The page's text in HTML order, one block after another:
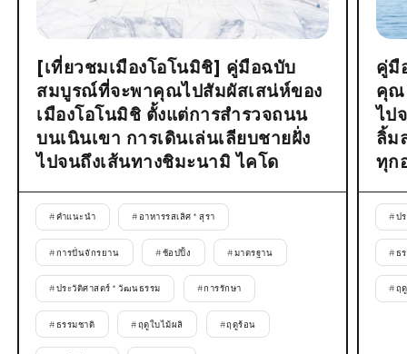
[เที่ยวชมเมืองโอโนมิชิ] คู่มือฉบับ
สมบูรณ์ที่จะพาคุณไปสัมผัสเสน่ห์ของ
เมืองโอโนมิชิ ตั้งแต่การสำรวจถนน
บนเนินเขา การเดินเล่นเลียบชายฝั่ง
ไปจนถึงเส้นทางชิมะนามิ ไคโด
#คำแนะนำ # อาหารรสเลิศ * สุรา
#การปั่นจักรยาน #ช้อปปิ้ง #มาตรฐาน
#ประวัติศาสตร์ * วัฒนธรรม #การรักษา
#ธรรมชาติ #ฤดูใบไม้ผลิ #ฤดูร้อน
คู่มื
คุณ
ไป
ลิ้ม
ทุก
#ป
#ธ
#ฤ